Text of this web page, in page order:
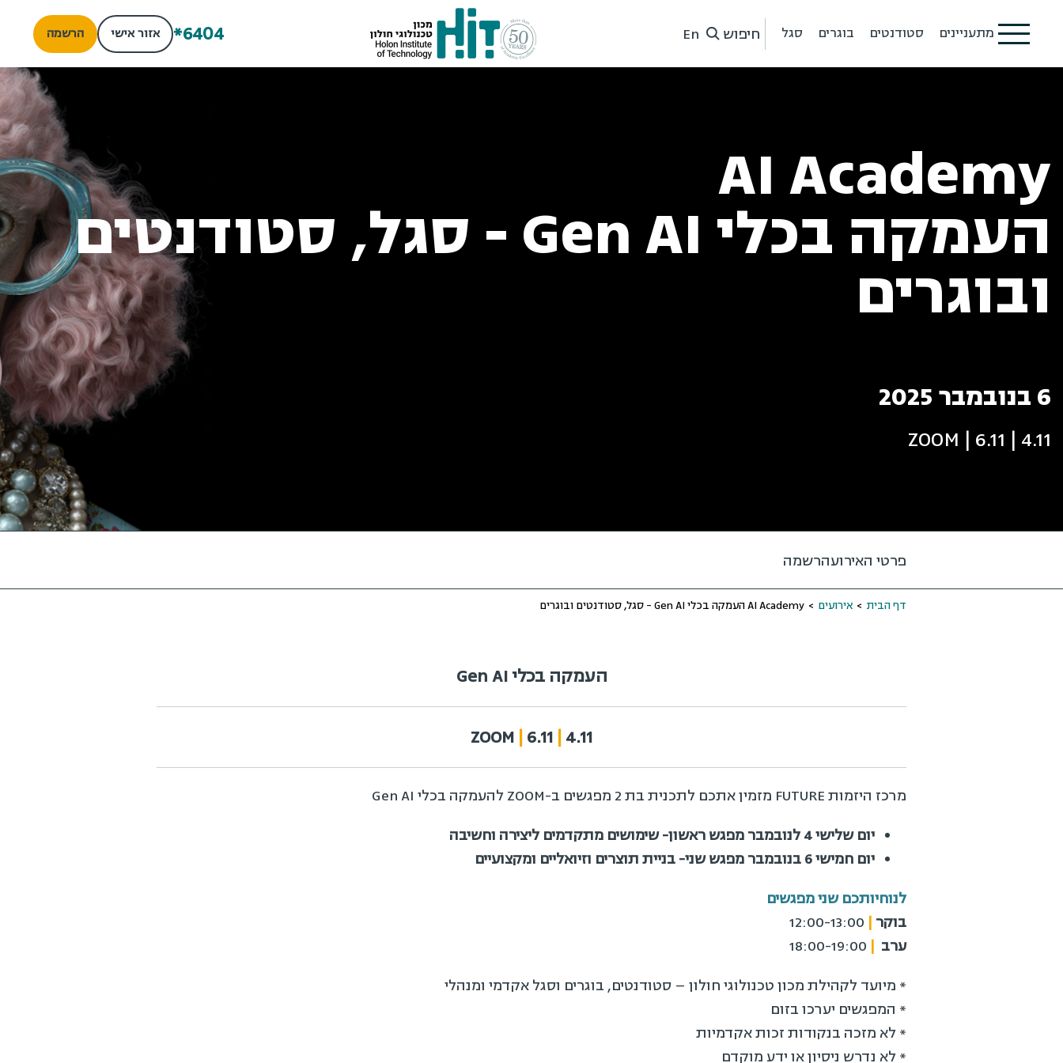
מתעניינים סטודנטים בוגרים סגל חיפוש En
*6404 אזור אישי הרשמה
AI Academy
העמקה בכלי Gen AI - סגל, סטודנטים
ובוגרים
6 בנובמבר 2025
4.11 | 6.11 | ZOOM
פרטי האירועהרשמה
דף הבית > אירועים > AI Academy העמקה בכלי Gen AI - סגל, סטודנטים ובוגרים
העמקה בכלי Gen AI
4.11
|
|
מרכז היזמות FUTURE מזמין אתכם לתכנית בת 2 מפגשים ב-ZOOM להעמקה בכלי Gen AI
יום שלישי 4 לנובמבר מפגש ראשון- שימושים מתקדמים ליצירה וחשיבה
יום חמישי 6 בנובמבר מפגש שני- בניית תוצרים וזיואליים ומקצועיים
לנוחיותכם שני מפגשים
בוקר |
ערב |
* מיועד לקהילת מכון טכנולוגי חולון – סטודנטים, בוגרים וסגל אקדמי ומנהלי
* המפגשים יערכו בזום
* לא מזכה בנקודות זכות אקדמיות
* לא נדרש ניסיון או ידע מוקדם